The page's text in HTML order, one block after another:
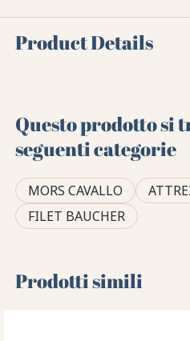
Product Details
Questo prodotto si
seguenti categorie
MORS CAVALLO
FILET BAUCHER
Prodotti simili